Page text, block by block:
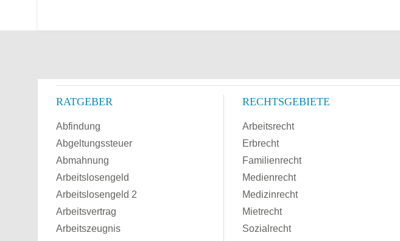
RATGEBER
Abfindung
Abgeltungssteuer
Abmahnung
Arbeitslosengeld
Arbeitslosengeld 2
Arbeitsvertrag
Arbeitszeugnis
RECHTSGEBIETE
Arbeitsrecht
Erbrecht
Familienrecht
Medienrecht
Medizinrecht
Mietrecht
Sozialrecht